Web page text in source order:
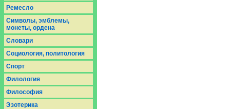
Ремесло
Символы, эмблемы,
монеты, ордена
Словари
Социология, политология
Спорт
Филология
Философия
Эзотерика